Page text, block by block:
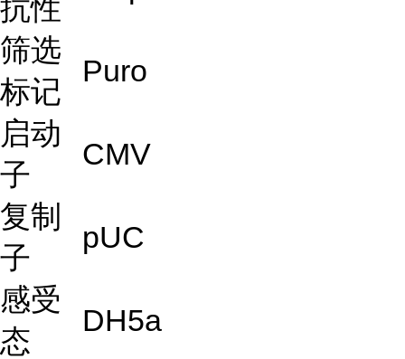
抗性
筛选
标记
Puro
启动
子
CMV
复制
子
pUC
感受
态
DH5a